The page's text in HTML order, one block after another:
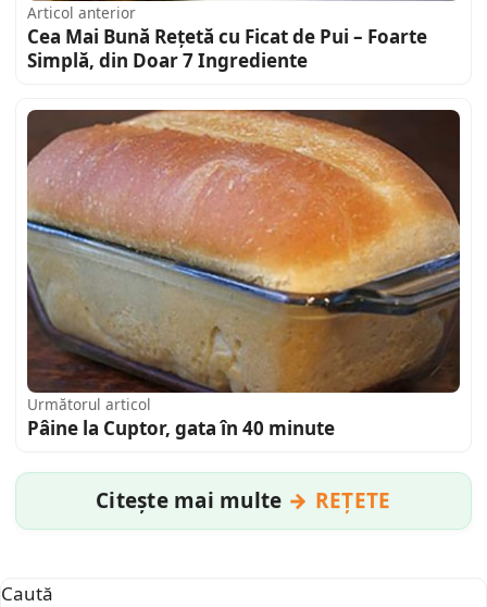
Articol anterior
Cea Mai Bună Rețetă cu Ficat de Pui – Foarte
Simplă, din Doar 7 Ingrediente
Următorul articol
Pâine la Cuptor, gata în 40 minute
Citește mai multe REȚETE
Caută